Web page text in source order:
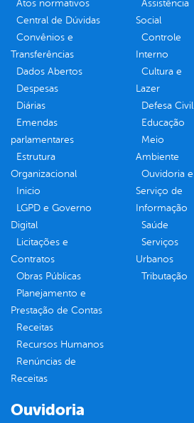
Atos normativos
Central de Dúvidas
Convênios e
Transferências
Dados Abertos
Despesas
Diárias
Emendas
parlamentares
Estrutura
Organizacional
Inicio
LGPD e Governo
Digital
Licitações e
Contratos
Obras Públicas
Planejamento e
Prestação de Contas
Receitas
Recursos Humanos
Renúncias de
Receitas
Assistência
Social
Controle
Interno
Cultura e
Lazer
Defesa Civil
Educação
Meio
Ambiente
Ouvidoria e
Serviço de
Informação
Saúde
Serviços
Urbanos
Tributação
Ouvidoria